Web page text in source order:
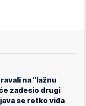
na "lažnu
zadesio drugi
se retko viđa